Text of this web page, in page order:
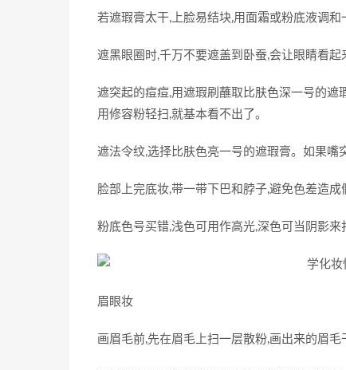
若遮瑕膏太干,上脸易结块,用面霜或粉底液调和
遮黑眼圈时,千万不要遮盖到卧蚕,会让眼睛看起
遮突起的痘痘,用遮瑕刷蘸取比肤色深一号的遮
用修容粉轻扫,就基本看不出了。
遮法令纹,选择比肤色亮一号的遮瑕膏。如果嘴
脸部上完底妆,带一带下巴和脖子,避免色差造成
粉底色号买错,浅色可用作高光,深色可当阴影来
眉眼妆
画眉毛前,先在眉毛上扫一层散粉,画出来的眉毛